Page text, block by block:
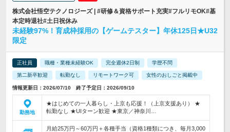
株式会社悟空テクノロジーズ | #研修＆資格サポート充実#フルリモOK#基
本定時退社#土日祝休み
未経験97%！育成枠採用の【ゲームテスター】年休125日★U32
限定
正社員 職種・業種未経験OK 完全週休2日制 学歴不問
第二新卒歓迎 転勤なし リモートワーク可 女性のおしごと掲載中
情報更新日：2026/07/10 終了予定日：2026/09/10
勤務地
★はじめての一人暮らし・上京も応援！（上京支援あり） ★
転勤なし ★UIターン歓迎 ★東京／神奈川…
月給25万円～60万円＋各種手当（資格1種類につき、毎月3,000